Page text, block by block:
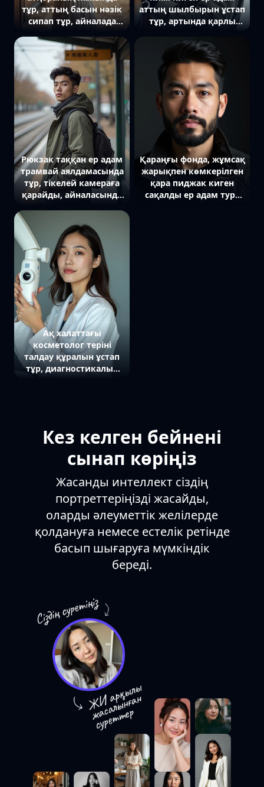
тұр, аттың басын нәзік
сипап тұр, айналада
құрылымдар бар.
аттың шылбырын ұстап
тұр, артында қарлы
қысқы жарық.
Рюкзак таққан ер адам
трамвай аялдамасында
тұр, тікелей камераға
қарайды, айналасында
Қараңғы фонда, жұмсақ
жарықпен көмкерілген
қара пиджак киген
сақалды ер адам тура
Ақ халаттағы
косметолог теріні
талдау құралын ұстап
тұр, диагностикалық
Кез келген бейнені
сынап көріңіз
Жасанды интеллект сіздің
портреттеріңізді жасайды,
оларды әлеуметтік желілерде
қолдануға немесе естелік ретінде
басып шығаруға мүмкіндік
береді.